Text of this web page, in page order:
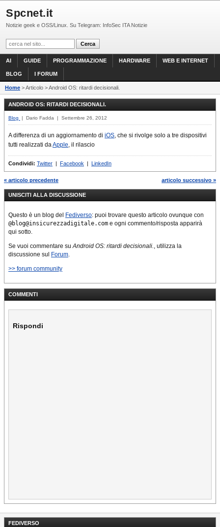
Spcnet.it
Notizie geek e OSS/Linux. Su Telegram: InfoSec ITA Notizie
AI GUIDE PROGRAMMAZIONE HARDWARE WEB E INTERNET
BLOG I FORUM
Home > Articolo > Android OS: ritardi decisionali.
FEDIVERSO
ANDROID OS: RITARDI DECISIONALI.
Blog | Dario Fadda | Settembre 26, 2012
A differenza di un aggiornamento di iOS, che si rivolge solo a tre dispositivi
tutti realizzati daApple, il rilascio
Condividi: Twitter | Facebook | LinkedIn
« articolo precedente articolo successivo »
UNISCITI ALLA DISCUSSIONE
Questo è un blog del Fediverso: puoi trovare questo articolo ovunque con
@blog@insicurezzadigitale.com e ogni commento/risposta apparirà
qui sotto.
Se vuoi commentare suAndroid OS: ritardi decisionali., utilizza la
discussione sul
Forum.
>> forum community
COMMENTI
Rispondi